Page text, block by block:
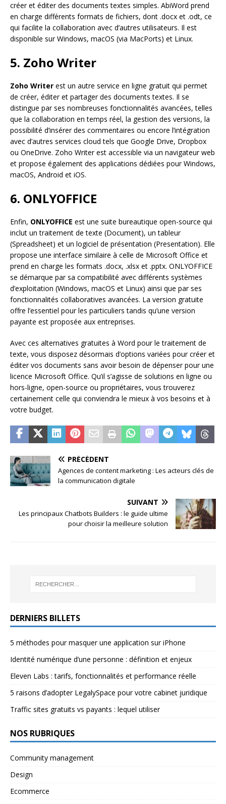
créer et éditer des documents textes simples. AbiWord prend
en charge différents formats de fichiers, dont .docx et .odt, ce
qui facilite la collaboration avec d’autres utilisateurs. Il est
disponible sur Windows, macOS (via MacPorts) et Linux.
5. Zoho Writer
Zoho Writer est un autre service en ligne gratuit qui permet
de créer, éditer et partager des documents textes. Il se
distingue par ses nombreuses fonctionnalités avancées, telles
que la collaboration en temps réel, la gestion des versions, la
possibilité d’insérer des commentaires ou encore l’intégration
avec d’autres services cloud tels que Google Drive, Dropbox
ou OneDrive. Zoho Writer est accessible via un navigateur web
et propose également des applications dédiées pour Windows,
macOS, Android et iOS.
6. ONLYOFFICE
Enfin, ONLYOFFICE est une suite bureautique open-source qui
inclut un traitement de texte (Document), un tableur
(Spreadsheet) et un logiciel de présentation (Presentation). Elle
propose une interface similaire à celle de Microsoft Office et
prend en charge les formats .docx, .xlsx et .pptx. ONLYOFFICE
se démarque par sa compatibilité avec différents systèmes
d’exploitation (Windows, macOS et Linux) ainsi que par ses
fonctionnalités collaboratives avancées. La version gratuite
offre l’essentiel pour les particuliers tandis qu’une version
payante est proposée aux entreprises.
Avec ces alternatives gratuites à Word pour le traitement de
texte, vous disposez désormais d’options variées pour créer et
éditer vos documents sans avoir besoin de dépenser pour une
licence Microsoft Office. Qu’il s’agisse de solutions en ligne ou
hors-ligne, open-source ou propriétaires, vous trouverez
certainement celle qui conviendra le mieux à vos besoins et à
votre budget.
PRÉCÉDENT
Agences de content marketing : Les acteurs clés de
la communication digitale
SUIVANT
Les principaux Chatbots Builders : le guide ultime
pour choisir la meilleure solution
DERNIERS BILLETS
5 méthodes pour masquer une application sur iPhone
Identité numérique d’une personne : définition et enjeux
Eleven Labs : tarifs, fonctionnalités et performance réelle
5 raisons d’adopter LegalySpace pour votre cabinet juridique
Traffic sites gratuits vs payants : lequel utiliser
NOS RUBRIQUES
Community management
Design
Ecommerce